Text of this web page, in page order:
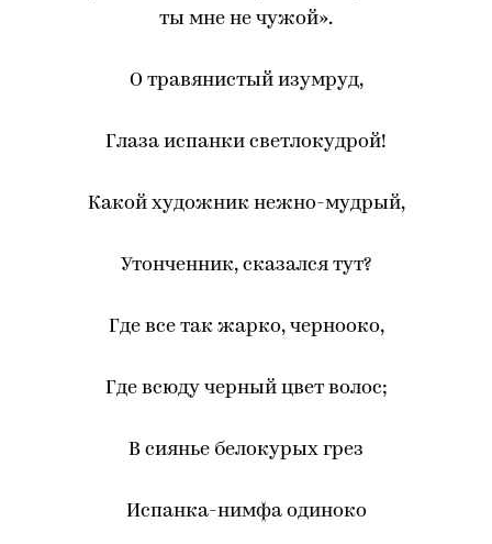
ты мне не чужой».
О травянистый изумруд,
Глаза испанки светлокудрой!
Какой художник нежно-мудрый,
Утонченник, сказался тут?
Где все так жарко, чернооко,
Где всюду черный цвет волос;
В сиянье белокурых грез
Испанка-нимфа одиноко